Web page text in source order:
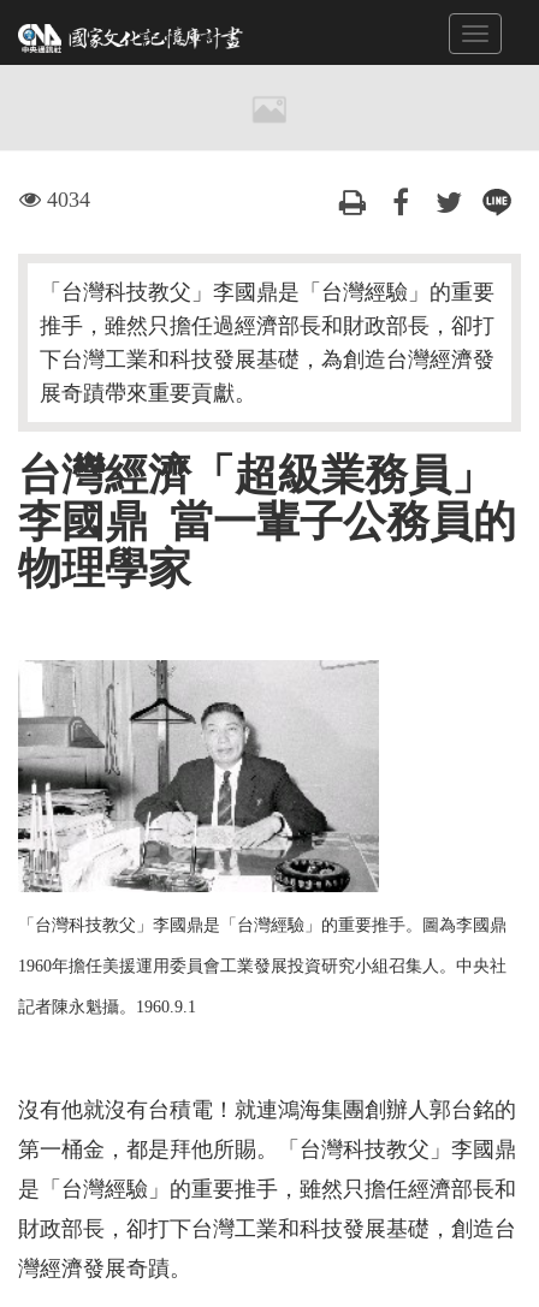
到
區
Toggle
visit
4034
「台灣科技教父」李國鼎是「台灣經驗」的重要
推手，雖然只擔任過經濟部長和財政部長，卻打
下台灣工業和科技發展基礎，為創造台灣經濟發
展奇蹟帶來重要貢獻。
台灣經濟「超級業務員」
李國鼎 當一輩子公務員的
物理學家
「台灣科技教父」李國鼎是「台灣經驗」的重要推手。圖為李國鼎
1960年擔任美援運用委員會工業發展投資研究小組召集人。中央社
記者陳永魁攝。1960.9.1
沒有他就沒有台積電！就連鴻海集團創辦人郭台銘的
第一桶金，都是拜他所賜。「台灣科技教父」李國鼎
是「台灣經驗」的重要推手，雖然只擔任經濟部長和
財政部長，卻打下台灣工業和科技發展基礎，創造台
灣經濟發展奇蹟。